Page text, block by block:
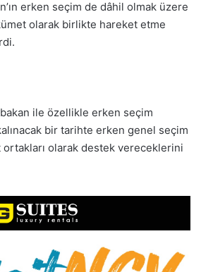
erken seçim de dâhil olmak üzere
olarak birlikte hareket etme
ile özellikle erken seçim
bir tarihte erken genel seçim
ortakları olarak destek vereceklerini